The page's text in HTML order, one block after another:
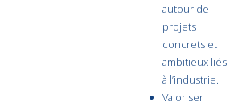
autour de
projets
concrets et
ambitieux liés
à l’industrie.
Valoriser